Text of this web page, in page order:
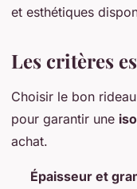
et esthétiques
Les critères
Choisir le bon
pour garantir une
achat.
Épaisseur et